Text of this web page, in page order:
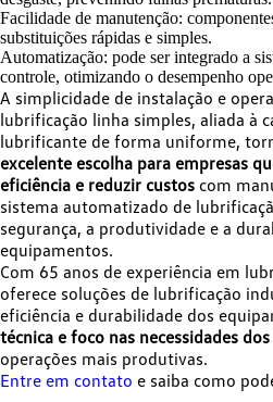
Facilidade de manutenção:
substituições rápidas e simples.
Automatização: pode ser integrado a
controle, otimizando o desempenho
A simplicidade de instalação e
lubrificação linha simples, aliada à
lubrificante de forma uniforme,
excelente escolha para empresas
eficiência e reduzir custos com
sistema automatizado de
segurança, a produtividade e a
equipamentos.
Com 65 anos de experiência em
oferece soluções de lubrificação
eficiência e durabilidade dos
técnica e foco nas necessidades
operações mais produtivas.
Entre em contato e saiba como